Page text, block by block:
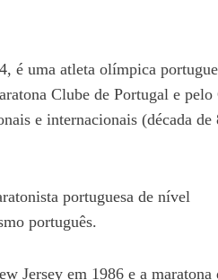
é uma atleta olímpica
Clube de Portugal e pelo
e internacionais (década de
portuguesa de nível
português.
Jersey em 1986 e a maratona